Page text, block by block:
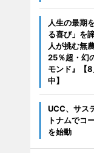
人生の最期
る喜び」を
人が挑む無
25％超・幻
モンド』【
中】
UCC、サス
トナムでコ
を始動